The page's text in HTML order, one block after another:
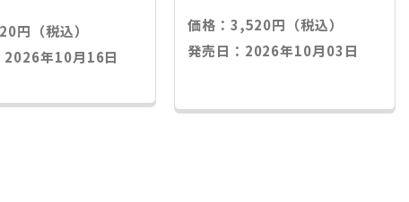
円（税込）
2026年10月16日
価格：3,520円（税込）
発売日：2026年10月03日